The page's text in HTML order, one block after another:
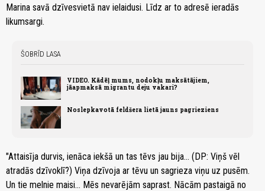
Marina savā dzīvesvietā nav ielaidusi. Līdz ar to adresē ieradās
likumsargi.
ŠOBRĪD LASA
VIDEO. Kādēļ mums, nodokļu maksātājiem,
jāapmaksā migrantu deju vakari?
Noslepkavotā feldšera lietā jauns pagrieziens
"Attaisīja durvis, ienāca iekšā un tas tēvs jau bija… (DP: Viņš vēl
atradās dzīvoklī?) Viņa dzīvoja ar tēvu un sagrieza viņu uz pusēm.
Un tie melnie maisi… Mēs nevarējām saprast. Nācām pastaigā no